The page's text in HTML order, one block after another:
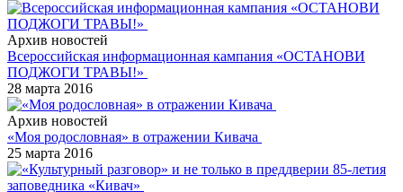
Архив новостей
Всероссийская информационная кампания «ОСТАНОВИ
ПОДЖОГИ ТРАВЫ!»
28 марта 2016
Архив новостей
«Моя родословная» в отражении Кивача
25 марта 2016